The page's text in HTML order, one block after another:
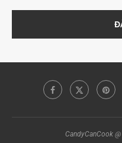
CandyCanCook